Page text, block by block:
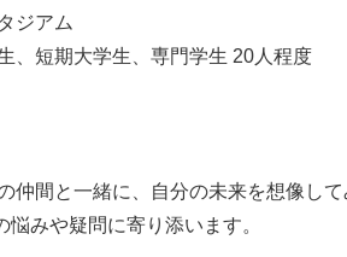
ジアム
、短期大学生、専門学生 20人程度
仲間と一緒に、自分の未来を想像して
みや疑問に寄り添います。